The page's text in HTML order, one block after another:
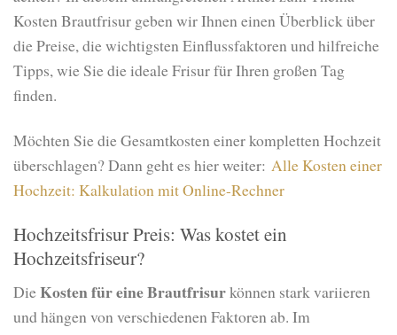
Kosten Brautfrisur geben wir Ihnen einen Überblick über
die Preise, die wichtigsten Einflussfaktoren und hilfreiche
Tipps, wie Sie die ideale Frisur für Ihren großen Tag
finden.
Möchten Sie die Gesamtkosten einer kompletten Hochzeit
überschlagen? Dann geht es hier weiter: Alle Kosten einer
Hochzeit: Kalkulation mit Online-Rechner
Hochzeitsfrisur Preis: Was kostet ein
Hochzeitsfriseur?
DieKosten für eine Brautfrisurkönnen stark variieren
und hängen von verschiedenen Faktoren ab. Im